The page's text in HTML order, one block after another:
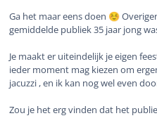
Ga het maar eens doen ☺️
gemiddelde publiek 35 jaar jong
Je maakt er uiteindelijk je eigen
ieder moment mag kiezen om
jacuzzi , en ik kan nog wel even
Zou je het erg vinden dat het